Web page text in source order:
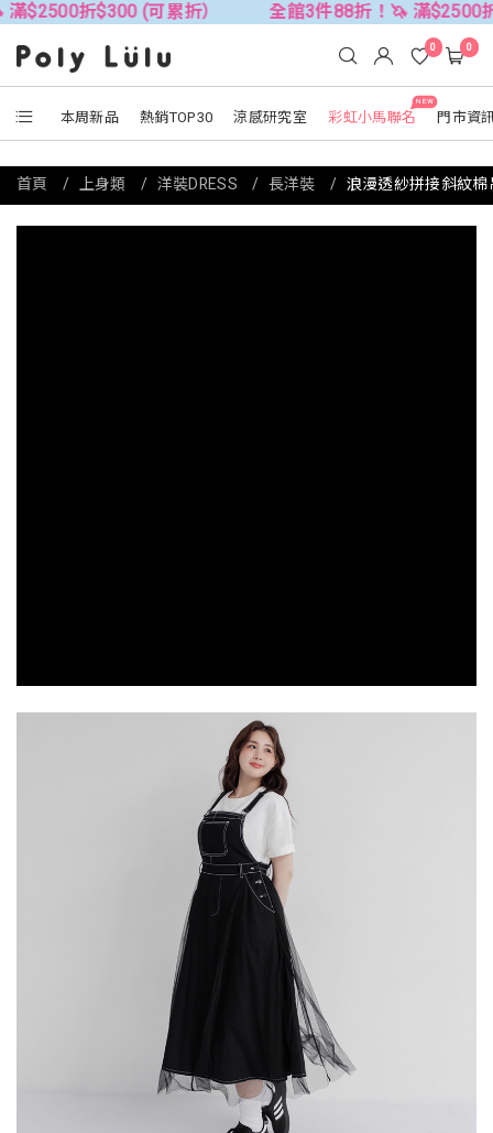
$300 (可累折） 全館3件88折！🦄 滿$2500折$300 (
本周新品 熱銷TOP30 涼感研究室
NEW
彩虹小馬聯名 門市資
0 0
首頁 上身類 洋裝DRESS 長洋裝 浪漫透紗拼接斜紋